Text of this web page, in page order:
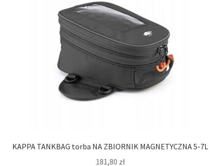
KAPPA TANKBAG torba NA ZBIORNIK MAGNETYCZNA 5-7L
181,80 zł